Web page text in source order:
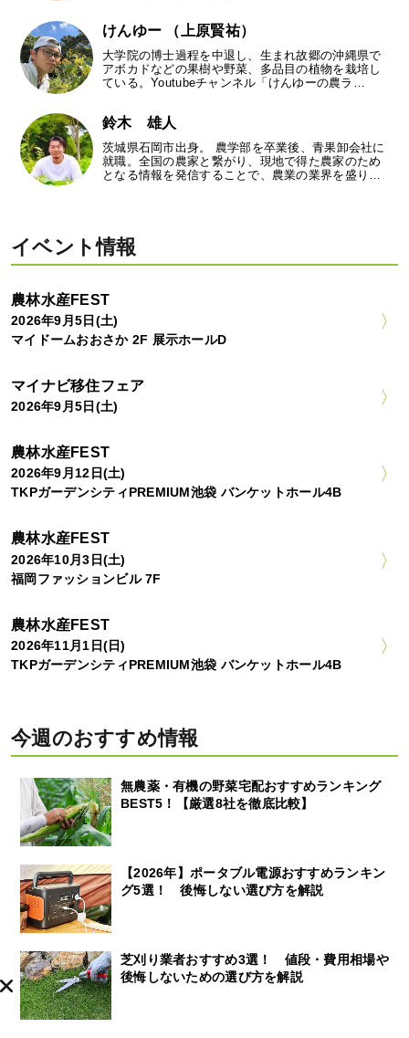
けんゆー （上原賢祐）
大学院の博士過程を中退し、生まれ故郷の沖縄県で
アボカドなどの果樹や野菜、多品目の植物を栽培し
ている。Youtubeチャンネル「けんゆーの農ラ…
鈴木 雄人
茨城県石岡市出身。 農学部を卒業後、青果卸会社に
就職。全国の農家と繋がり、現地で得た農家のため
となる情報を発信することで、農業の業界を盛り…
イベント情報
農林水産FEST
2026年9月5日(土)
マイドームおおさか 2F 展示ホールD
マイナビ移住フェア
2026年9月5日(土)
農林水産FEST
2026年9月12日(土)
TKPガーデンシティPREMIUM池袋 バンケットホール4B
農林水産FEST
2026年10月3日(土)
福岡ファッションビル 7F
農林水産FEST
2026年11月1日(日)
TKPガーデンシティPREMIUM池袋 バンケットホール4B
今週のおすすめ情報
無農薬・有機の野菜宅配おすすめランキング
BEST5！【厳選8社を徹底比較】
【2026年】ポータブル電源おすすめランキン
グ5選！ 後悔しない選び方を解説
芝刈り業者おすすめ3選！ 値段・費用相場や
後悔しないための選び方を解説